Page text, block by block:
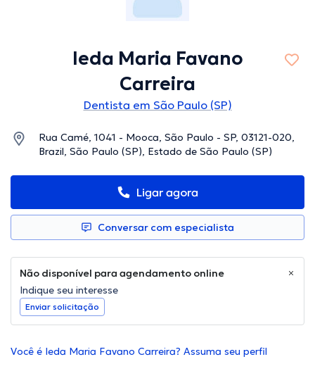
Ieda Maria Favano
Carreira
Dentista em São Paulo (SP)
Rua Camé, 1041 - Mooca, São Paulo - SP, 03121-020,
Brazil, São Paulo (SP), Estado de São Paulo (SP)
Ligar agora
Conversar com especialista
Não disponível para agendamento online
Indique seu interesse
Enviar solicitação
Você é Ieda Maria Favano Carreira? Assuma seu perfil